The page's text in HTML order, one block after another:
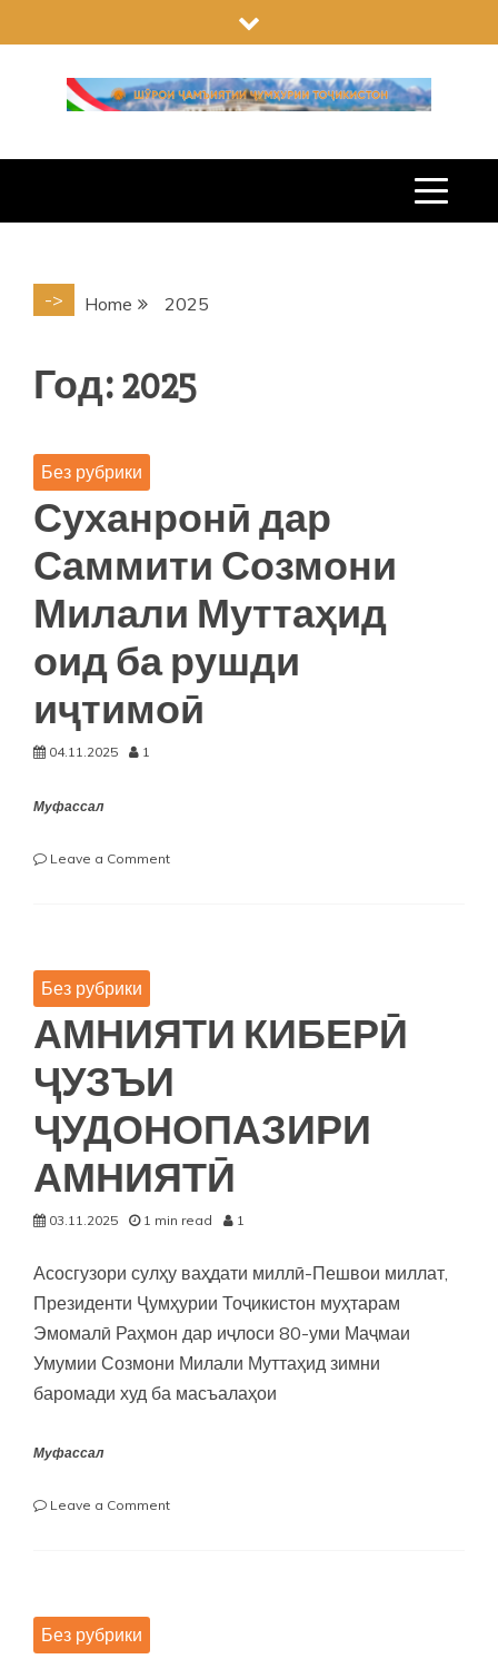
to
-> Home 2025
Год: 2025
Без рубрики
Суханронӣ дар
Саммити Созмони
Милали Муттаҳид
оид ба рушди
иҷтимоӣ
04.11.2025 1
Муфассал
Leave a Commenton
ба
Без рубрики
АМНИЯТИ КИБЕРӢ
ҶУЗЪИ
ҶУДОНОПАЗИРИ
АМНИЯТӢ
03.11.2025 1 min read 1
Асосгузори сулҳу ваҳдати миллӣ-Пешвои миллат,
Президенти Ҷумҳурии Тоҷикистон муҳтарам
Эмомалӣ Раҳмон дар иҷлоси 80-уми Маҷмаи
Умумии Созмони Милали Муттаҳид зимни
баромади худ ба масъалаҳои
Муфассал
Leave a Commenton
Без рубрики